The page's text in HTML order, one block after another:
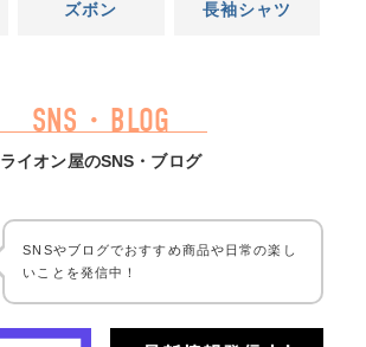
ズボン 長袖シャツ
SNS・BLOG
ライオン屋のSNS・ブログ
SNSやブログでおすすめ商品や日常の楽し
いことを発信中！